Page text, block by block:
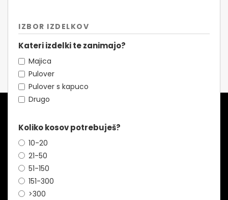
IZBOR IZDELKOV
Kateri izdelki te zanimajo?
Majica
Pulover
Pulover s kapuco
Drugo
Koliko kosov potrebuješ?
10-20
21-50
51-150
151-300
>300